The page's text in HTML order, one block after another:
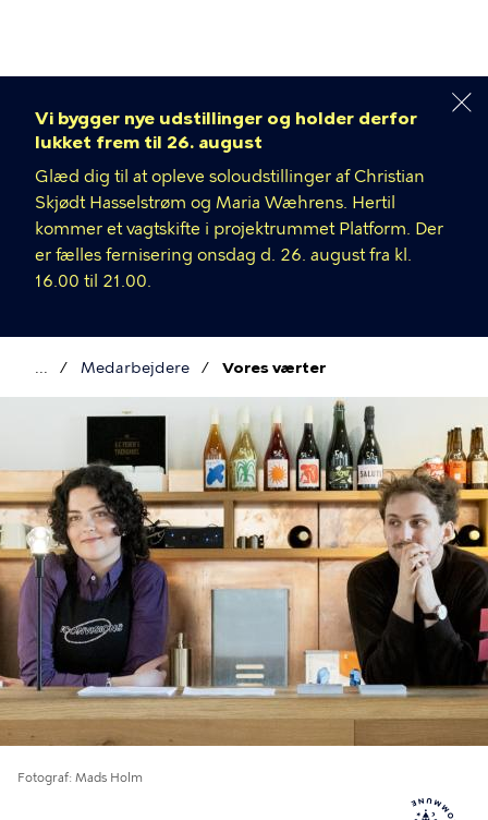
Vi bygger nye udstillinger og holder derfor
lukket frem til 26. august
Glæd dig til at opleve soloudstillinger af Christian
Skjødt Hasselstrøm og Maria Wæhrens. Hertil
kommer et vagtskifte i projektrummet Platform. Der
er fælles fernisering onsdag d. 26. august fra kl.
16.00 til 21.00.
Brødkrumme
Medarbejdere Vores værter
Fotograf Mads Holm